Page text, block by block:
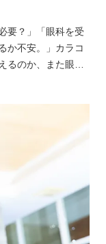
要？」「眼科を受
か不安。」カラコ
るのか、また眼科